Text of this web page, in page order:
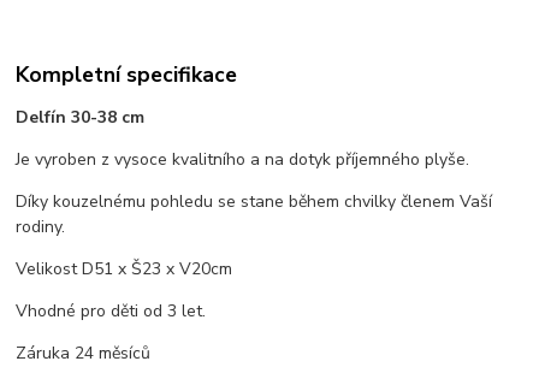
Kompletní specifikace
Delfín 30-38 cm
Je vyroben z vysoce kvalitního a na dotyk příjemného plyše.
Díky kouzelnému pohledu se stane během chvilky členem Vaší
rodiny.
Velikost D51 x Š23 x V20cm
Vhodné pro děti od 3 let.
Záruka 24 měsíců